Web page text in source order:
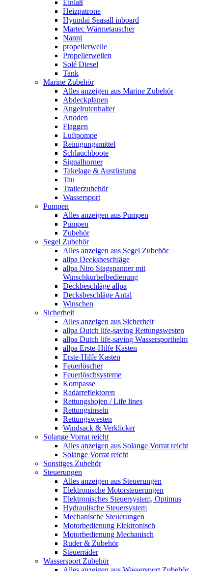
Einlaß
Heizpatrone
Hyundai Seasall inboard
Martec Wärmetauscher
Nanni
propellerwelle
Propellerwellen
Solé Diesel
Tank
Marine Zubehör
Alles anzeigen aus Marine Zubehör
Abdeckplanen
Angelrutenhalter
Anoden
Flaggen
Luftpompe
Reinigungsmittel
Schlauchboote
Signalhorner
Takelage & Ausrüstung
Tau
Trailerzubehör
Wassersport
Pumpen
Alles anzeigen aus Pumpen
Pumpen
Zubehör
Segel Zubehör
Alles anzeigen aus Segel Zubehör
allpa Decksbeschläge
allpa Niro Stagspanner mit
Winschkurbelbedienung
Deckbeschläge allpa
Decksbeschläge Antal
Winschen
Sicherheit
Alles anzeigen aus Sicherheit
allpa Dutch life-saving Rettungswesten
allpa Dutch life-saving Wassersporthelm
allpa Erste-Hilfe Kasten
Erste-Hilfe Kasten
Feuerlöscher
Feuerlöschsysteme
Kompasse
Radarreflektoren
Rettungsbojen / Life lines
Rettungsinseln
Rettungswesten
Windsack & Verklicker
Solange Vorrat reicht
Alles anzeigen aus Solange Vorrat reicht
Solange Vorrat reicht
Sonstiges Zubehör
Steuerungen
Alles anzeigen aus Steuerungen
Elektronische Motorsteuerungen
Elektronisches Steuersystem, Optimus
Hydraulische Steuersystem
Mechanische Steuerungen
Motorbedienung Elektronisch
Motorbedienung Mechanisch
Ruder & Zubehör
Steuerräder
Wassersport Zubehör